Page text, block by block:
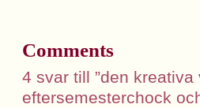
Comments
4 svar till ”den
eftersemesterchock